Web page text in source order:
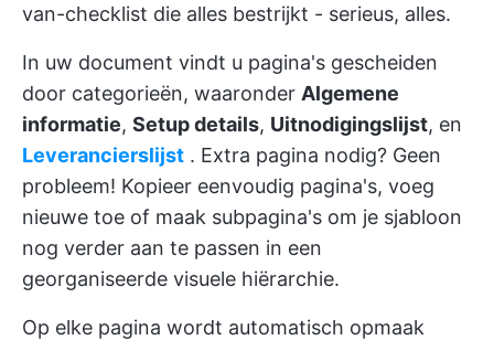
van-checklist die alles bestrijkt - serieus, alles.
In uw document vindt u pagina's gescheiden
door categorieën, waaronder Algemene
informatie, Setup details, Uitnodigingslijst, en
Leverancierslijst . Extra pagina nodig? Geen
probleem! Kopieer eenvoudig pagina's, voeg
nieuwe toe of maak subpagina's om je sjabloon
nog verder aan te passen in een
georganiseerde visuele hiërarchie.
Op elke pagina wordt automatisch opmaak